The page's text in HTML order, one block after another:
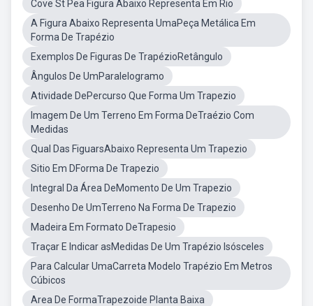
Cove St Pea Figura Abaixo Representa Em Rio
A Figura Abaixo Representa UmaPeça Metálica Em
Forma De Trapézio
Exemplos De Figuras De TrapézioRetângulo
Ângulos De UmParalelogramo
Atividade DePercurso Que Forma Um Trapezio
Imagem De Um Terreno Em Forma DeTraézio Com
Medidas
Qual Das FiguarsAbaixo Representa Um Trapezio
Sitio Em DForma De Trapezio
Integral Da Área DeMomento De Um Trapezio
Desenho De UmTerreno Na Forma De Trapezio
Madeira Em Formato DeTrapesio
Traçar E Indicar asMedidas De Um Trapézio Isósceles
Para Calcular UmaCarreta Modelo Trapézio Em Metros
Cúbicos
Area De FormaTrapezoide Planta Baixa